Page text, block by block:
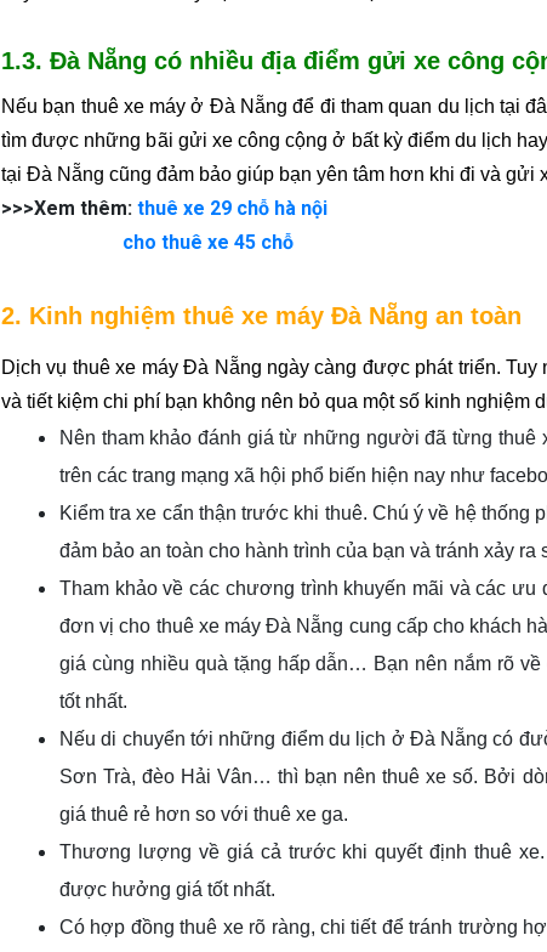
1.3. Đà Nẵng có nhiều địa điểm gửi xe công
Nếu bạn thuê xe máy ở Đà Nẵng để đi tham quan du lịch tại
tìm được những bãi gửi xe công cộng ở bất kỳ điểm du lịch
tại Đà Nẵng cũng đảm bảo giúp bạn yên tâm hơn khi đi và gửi
>>>Xem thêm: thuê xe 29 chỗ hà nội
cho thuê xe 45 chỗ
2. Kinh nghiệm thuê xe máy Đà Nẵng an toàn
Dịch vụ thuê xe máy Đà Nẵng ngày càng được phát triển.
và tiết kiệm chi phí bạn không nên bỏ qua một số kinh nghiệm
Nên tham khảo đánh giá từ những người đã từng thuê
trên các trang mạng xã hội phổ biến hiện nay như
Kiểm tra xe cẩn thận trước khi thuê. Chú ý về hệ thống
đảm bảo an toàn cho hành trình của bạn và tránh xảy ra
Tham khảo về các chương trình khuyến mãi và các
đơn vị cho thuê xe máy Đà Nẵng cung cấp cho khách
giá cùng nhiều quà tặng hấp dẫn… Bạn nên nắm rõ
tốt nhất.
Nếu di chuyển tới những điểm du lịch ở Đà Nẵng có
Sơn Trà, đèo Hải Vân… thì bạn nên thuê xe số. Bởi
giá thuê rẻ hơn so với thuê xe ga.
Thương lượng về giá cả trước khi quyết định thuê
được hưởng giá tốt nhất.
Có hợp đồng thuê xe rõ ràng, chi tiết để tránh trường